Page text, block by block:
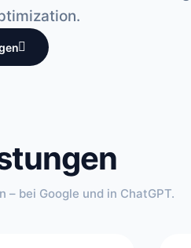
– bei Google und in ChatGPT.